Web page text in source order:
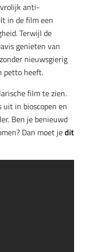
anti-
in de film een
Terwijl de
genieten van
nieuwsgierig
petto heeft.
film te zien.
in bioscopen en
Ben je benieuwd
Dan moet jedit